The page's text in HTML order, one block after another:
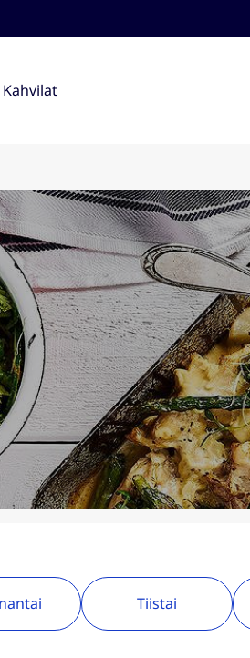
Kahvilat
Tiistai